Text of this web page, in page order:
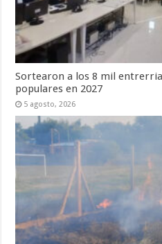
Sortearon a los 8 mil
populares en 2027
5 agosto, 2026